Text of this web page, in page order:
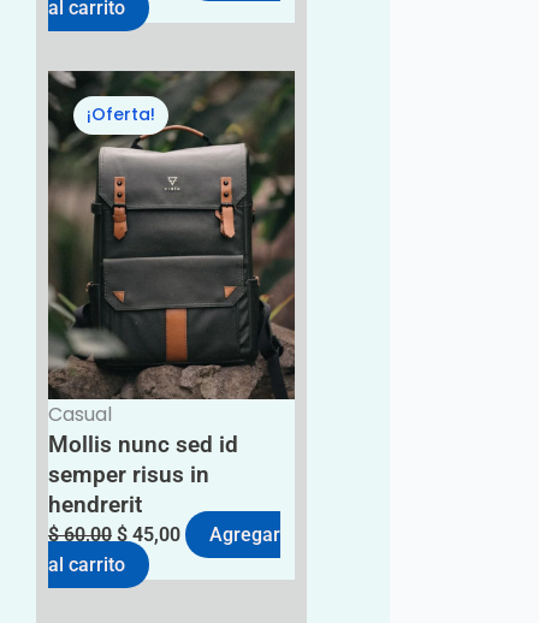
al carrito
¡Oferta!
Casual
Mollis nunc sed id
semper risus in
hendrerit
$60,00
precio
original
era:
$ 60,00.
$ 45,00
El
precio
actual
es:
$ 45,00.
Agregar
al carrito